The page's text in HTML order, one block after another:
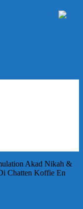
Akad Nikah &
Chatten Koffie En